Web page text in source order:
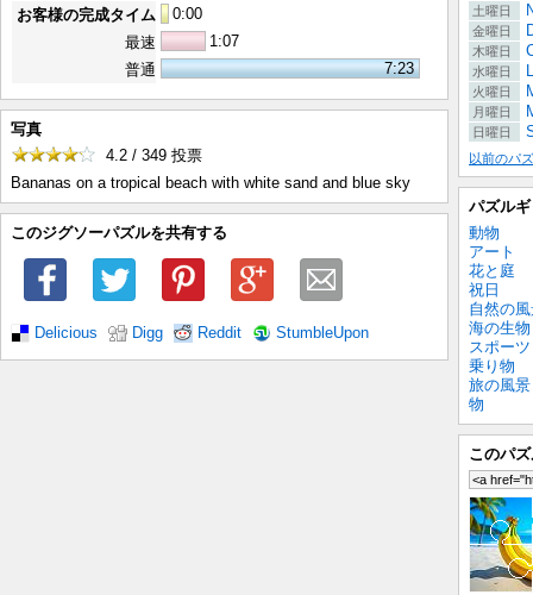
お客様の完成タイム
0:00
最速
1:07
普通
7:23
写真
4.2 / 349 投票
Bananas on a tropical beach with white sand and blue sky
このジグソーパズルを共有する
Delicious Digg Reddit StumbleUpon
土曜日
金曜日
木曜日
水曜日
火曜日
月曜日
日曜日
以前のパ
パズル
動物
アート
花と庭
祝日
自然の
海の生物
スポーツ
乗り物
旅の風景
物
このパ